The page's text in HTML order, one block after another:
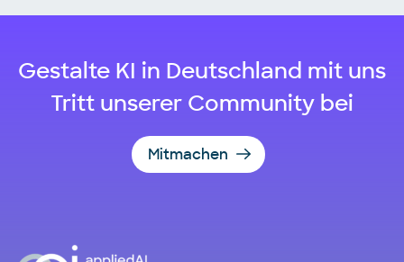
Gestalte KI in Deutschland mit uns
Tritt unserer Community bei
Mitmachen